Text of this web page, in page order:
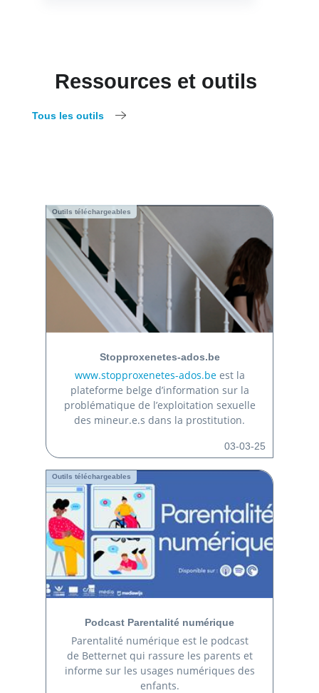
Ressources et outils
Tous les outils
Outils téléchargeables
Stopproxenetes-ados.be
www.stopproxenetes-ados.beest la
plateforme belge d’information sur la
problématique de l’exploitation sexuelle
des mineur.e.s dans la prostitution.
03-03-25
Outils téléchargeables
Podcast Parentalité numérique
Parentalité numérique est le podcast
de Betternet qui rassure les parents et
informe sur les usages numériques des
enfants.